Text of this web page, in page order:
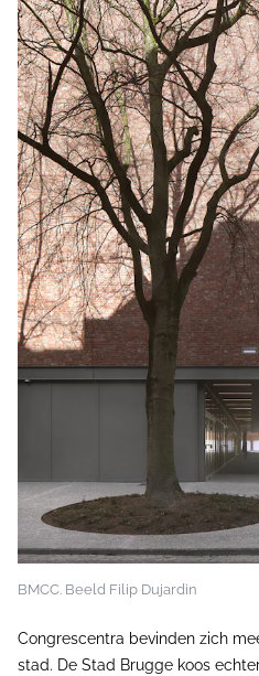
BMCC. Beeld Filip Dujardin
Congrescentra bevinden zich
stad. De Stad Brugge koos